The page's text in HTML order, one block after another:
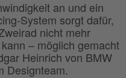
an und ein
System sorgt dafür,
nicht mehr
– möglich gemacht
Heinrich von BMW
Designteam.